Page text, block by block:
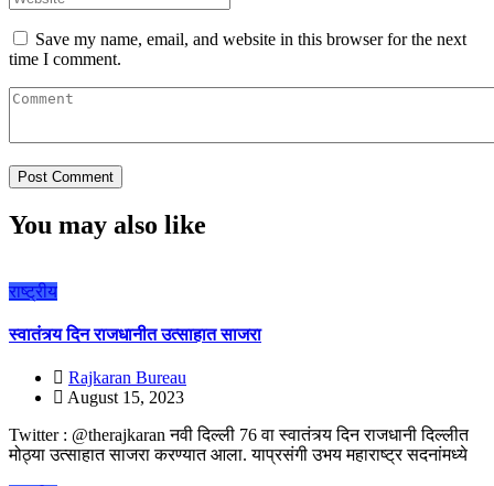
Save my name, email, and website in this browser for the next
time I comment.
You may also like
राष्ट्रीय
स्वातंत्र्य दिन राजधानीत उत्साहात साजरा
Rajkaran Bureau
August 15, 2023
Twitter : @therajkaran नवी दिल्ली 76 वा स्वातंत्र्य दिन राजधानी दिल्लीत
मोठ्या उत्साहात साजरा करण्यात आला. याप्रसंगी उभय महाराष्ट्र सदनांमध्ये